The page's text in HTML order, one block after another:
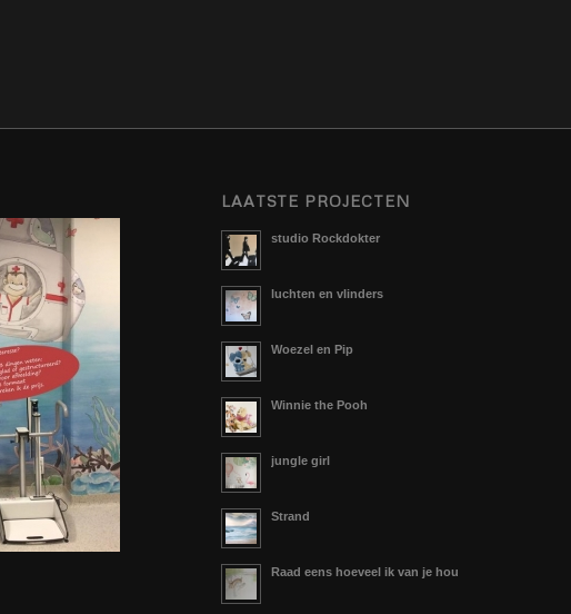
LAATSTE PROJECTEN
studio Rockdokter
luchten en vlinders
Woezel en Pip
Winnie the Pooh
jungle girl
Strand
Raad eens hoeveel ik van je hou